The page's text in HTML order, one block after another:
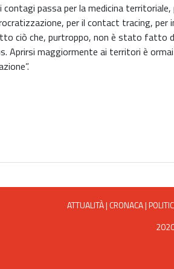
contagi passa per la medicina
per il contact tracing,
ciò che, purtroppo, non è stato fatto
Aprirsi maggiormente ai territori è
ATTUALITÀ| CRONACA|